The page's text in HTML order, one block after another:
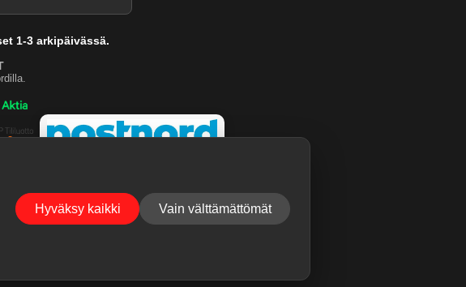
1-3 arkipäivässä.
Hyväksy kaikki Vain välttämättömät